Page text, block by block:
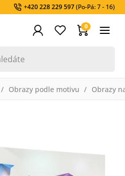
+420 228 229 597(Po-Pá: 7 - 16)
0
Obrazy podle motivu Obrazy